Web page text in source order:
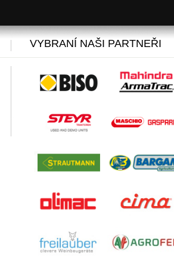
VYBRANÍ NAŠI PARTNEŘI